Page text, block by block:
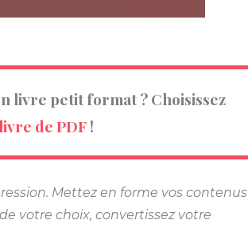
livre petit format ? Choisissez
livre de PDF!
Mettez en forme vos contenus
votre choix, convertissez votre